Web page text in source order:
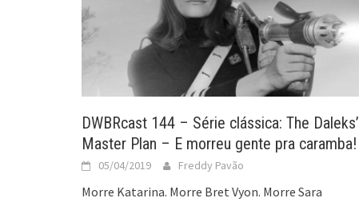
DWBRcast 144 – Série clássica: The Daleks’
Master Plan – E morreu gente pra caramba!
05/04/2019 Freddy Pavão
Morre Katarina. Morre Bret Vyon. Morre Sara